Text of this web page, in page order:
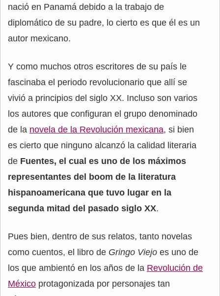
nació en Panamá debido a la trabajo de
diplomático de su padre, lo cierto es que él es un
autor mexicano.
Y como muchos otros escritores de su país le
fascinaba el periodo revolucionario que allí se
vivió a principios del siglo XX. Incluso son varios
los autores que configuran el grupo denominado
de la novela de la Revolución mexicana, si bien
es cierto que ninguno alcanzó la calidad literaria
de Fuentes, el cual es uno de los máximos
representantes del boom de la literatura
hispanoamericana que tuvo lugar en la
segunda mitad del pasado siglo XX.
Pues bien, dentro de sus relatos, tanto novelas
como cuentos, el libro de Gringo Viejo es uno de
los que ambientó en los años de la Revolución de
México protagonizada por personajes tan